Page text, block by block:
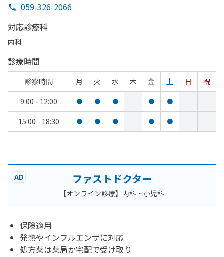
059-326-2066
対応診療科
内科
診療時間
診察時間 月 火 水 木 金 土 日
祝
9:00 - 12:00
● ● ● ● ●
15:00 - 18:30 ● ● ● ● ●
AD ファストドクター
【オンライン診療】内科・小児科
保険適用
発熱やインフルエンザに対応
処方薬は薬局か宅配で受け取り